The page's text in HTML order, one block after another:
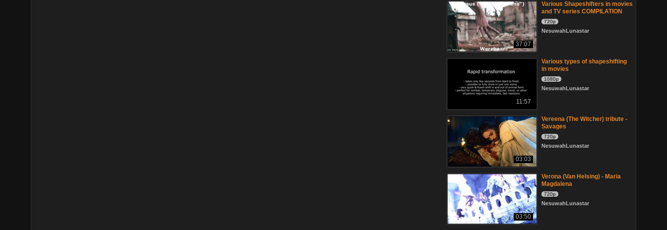
37:07
Various Shapeshifters in movies
and TV series COMPILATION
720p
NesuwahLunastar
11:57
Various types of shapeshifting
in movies
1080p
NesuwahLunastar
03:03
Vereena (The Witcher) tribute -
Savages
720p
NesuwahLunastar
03:50
Verona (Van Helsing) - Maria
Magdalena
720p
NesuwahLunastar